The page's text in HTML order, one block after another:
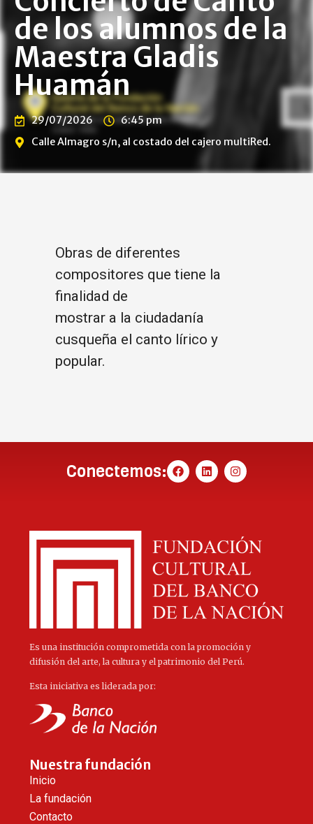
de los alumnos de la
Maestra Gladis
Huamán
29/07/2026
6:45 pm
Calle Almagro s/n, al costado del cajero multiRed.
Obras de diferentes
compositores que tiene la
finalidad de
mostrar a la ciudadanía
cusqueña el canto lírico y
popular.
Conectemos:
Es una institución comprometida con la promoción y
difusión del arte, la cultura y el patrimonio del Perú.
Esta iniciativa es liderada por:
Nuestra fundación
Inicio
La fundación
Contacto